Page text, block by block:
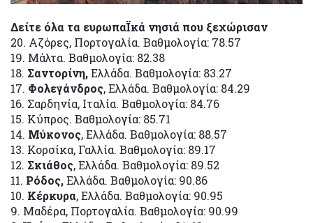
Δείτε όλα τα ευρωπαΪκά νησιά που ξεχώρισαν
20. Αζόρες, Πορτογαλία. Βαθμολογία: 78.57
19. Μάλτα. Βαθμολογία: 82.38
18. Σαντορίνη,Ελλάδα. Βαθμολογία: 83.27
17. Φολεγάνδρος, Ελλάδα. Βαθμολογία: 84.29
16. Σαρδηνία, Ιταλία. Βαθμολογία: 84.76
15. Κύπρος. Βαθμολογία: 85.71
14. Μύκονος, Ελλάδα. Βαθμολογία: 88.57
13. Κορσίκα, Γαλλία. Βαθμολογία: 89.17
12. Σκιάθος, Ελλάδα. Βαθμολογία: 89.52
11. Ρόδος,Ελλάδα. Βαθμολογία: 90.86
10. Κέρκυρα, Ελλάδα. Βαθμολογία: 90.95
9. Μαδέρα, Πορτογαλία. Βαθμολογία: 90.99